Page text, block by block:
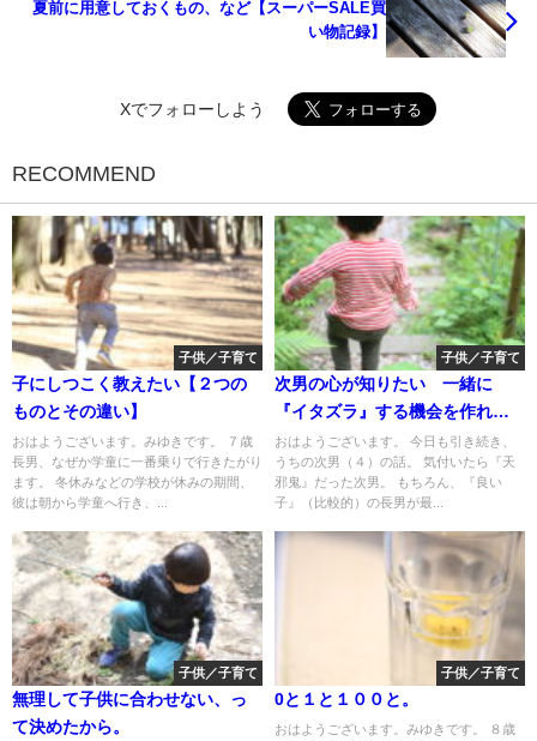
夏前に用意しておくもの、など【スーパーSALE買
い物記録】
Xでフォローしよう
RECOMMEND
子供／子育て
子にしつこく教えたい【２つの
ものとその違い】
おはようございます。みゆきです。 ７歳
長男、なぜか学童に一番乗りで行きたがり
ます。 冬休みなどの学校が休みの期間、
彼は朝から学童へ行き、...
子供／子育て
次男の心が知りたい 一緒に
『イタズラ』する機会を作れば
いいのかな
おはようございます。 今日も引き続き、
うちの次男（４）の話。 気付いたら『天
邪鬼』だった次男。 もちろん、『良い
子』（比較的）の長男が最...
子供／子育て
無理して子供に合わせない、っ
て決めたから。
子供／子育て
0と１と１００と。
おはようございます。みゆきです。 ８歳